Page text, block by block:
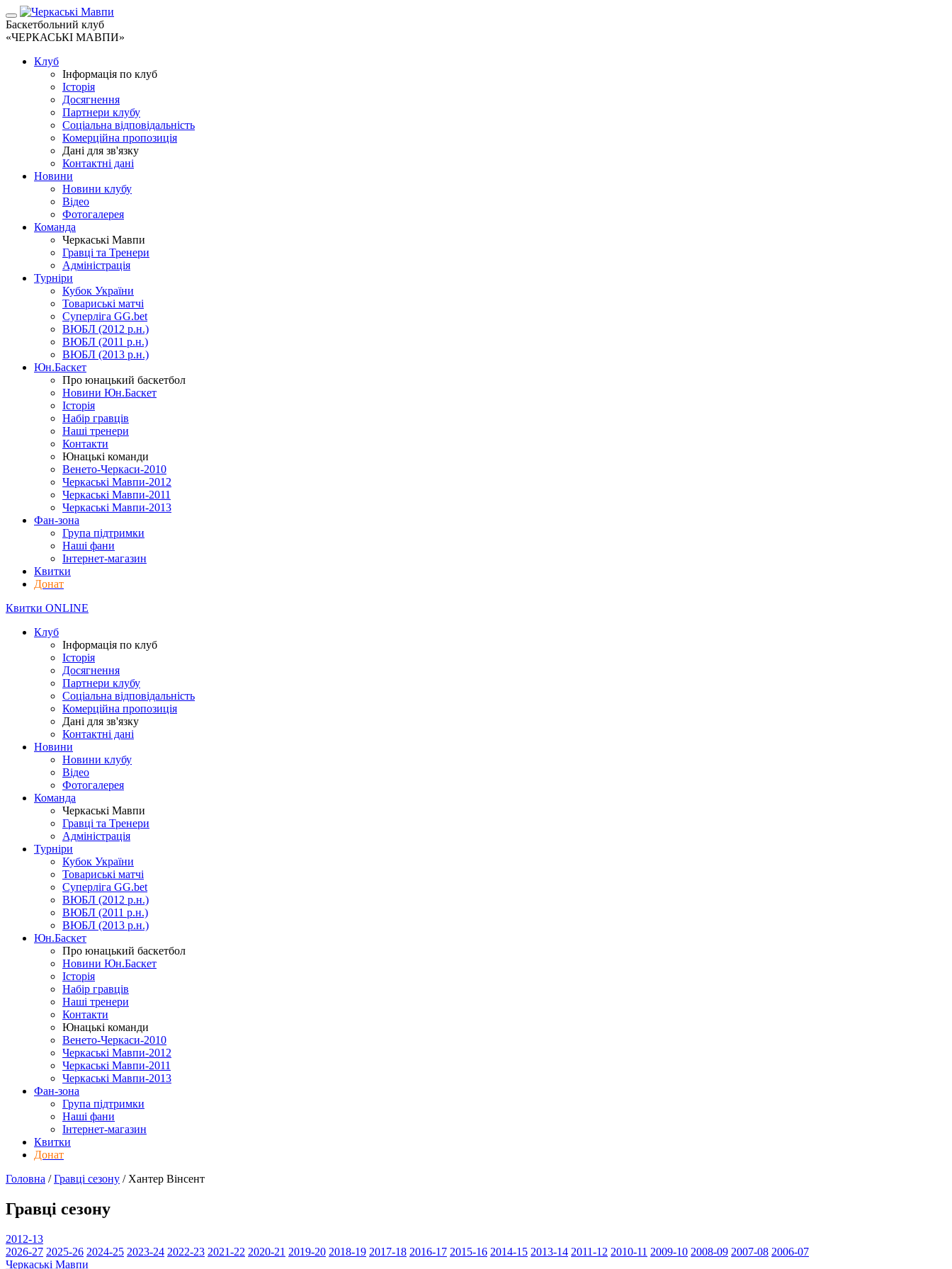
Баскетбольний клуб
«ЧЕРКАСЬКІ МАВПИ»
Клуб
Інформація по клуб
Історія
Досягнення
Партнери клубу
Соціальна відповідальність
Комерційна пропозиція
Дані для зв'язку
Контактні дані
Новини
Новини клубу
Відео
Фотогалерея
Команда
Черкаські Мавпи
Гравці та Тренери
Адміністрація
Турніри
Кубок України
Товариські матчі
Суперліга GG.bet
ВЮБЛ (2012 р.н.)
ВЮБЛ (2011 р.н.)
ВЮБЛ (2013 р.н.)
Юн.Баскет
Про юнацький баскетбол
Новини Юн.Баскет
Історія
Набір гравців
Наші тренери
Контакти
Юнацькі команди
Венето-Черкаси-2010
Черкаські Мавпи-2012
Черкаські Мавпи-2011
Черкаські Мавпи-2013
Фан-зона
Група підтримки
Наші фани
Інтернет-магазин
Квитки
Донат
Квитки ONLINE
Клуб
Інформація по клуб
Історія
Досягнення
Партнери клубу
Соціальна відповідальність
Комерційна пропозиція
Дані для зв'язку
Контактні дані
Новини
Новини клубу
Відео
Фотогалерея
Команда
Черкаські Мавпи
Гравці та Тренери
Адміністрація
Турніри
Кубок України
Товариські матчі
Суперліга GG.bet
ВЮБЛ (2012 р.н.)
ВЮБЛ (2011 р.н.)
ВЮБЛ (2013 р.н.)
Юн.Баскет
Про юнацький баскетбол
Новини Юн.Баскет
Історія
Набір гравців
Наші тренери
Контакти
Юнацькі команди
Венето-Черкаси-2010
Черкаські Мавпи-2012
Черкаські Мавпи-2011
Черкаські Мавпи-2013
Фан-зона
Група підтримки
Наші фани
Інтернет-магазин
Квитки
Донат
Головна /Гравці сезону / Хантер Вінсент
Гравці сезону
2012-13
2026-27 2025-26 2024-25 2023-24 2022-23 2021-22 2020-21 2019-20 2018-19 2017-18 2016-17 2015-16 2014-15 2013-14 2011-12 2010-11 2009-10 2008-09 2007-08 2006-07
Черкаські Мавпи